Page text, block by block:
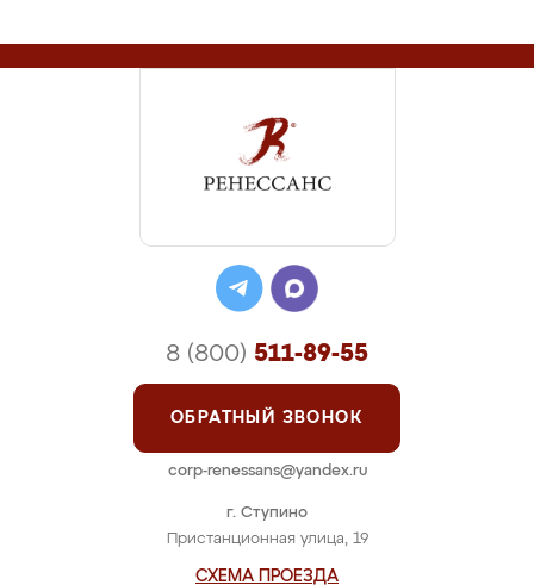
г. Ступино
Пристанционная улица, 19
СХЕМА ПРОЕЗДА
8 (800) 511-89-55
ОБРАТНЫЙ ЗВОНОК
corp-renessans@yandex.ru